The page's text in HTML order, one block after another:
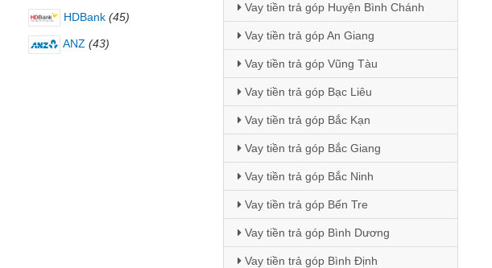
HDBank (45)
ANZ (43)
Vay tiền trả góp Huyện Bình Chánh
Vay tiền trả góp An Giang
Vay tiền trả góp Vũng Tàu
Vay tiền trả góp Bạc Liêu
Vay tiền trả góp Bắc Kạn
Vay tiền trả góp Bắc Giang
Vay tiền trả góp Bắc Ninh
Vay tiền trả góp Bến Tre
Vay tiền trả góp Bình Dương
Vay tiền trả góp Bình Định